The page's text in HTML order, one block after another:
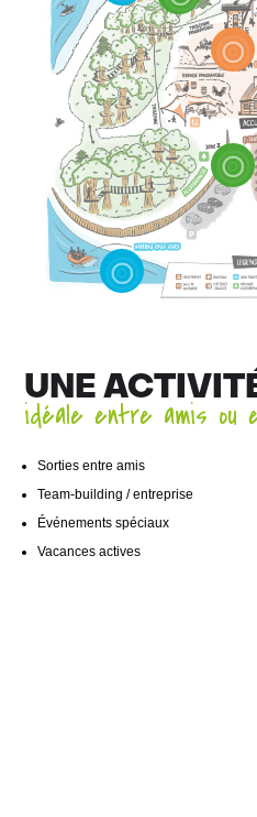
UNE
idéale entre amis ou
Sorties entre amis
Team-building / entreprise
Événements spéciaux
Vacances actives